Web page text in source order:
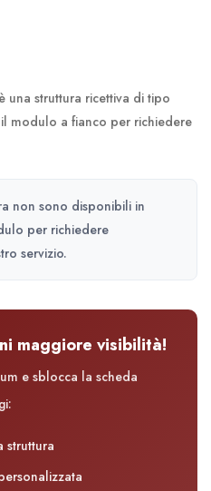
una struttura ricettiva di tipo
il modulo a fianco per richiedere
non sono disponibili in
per richiedere
servizio.
maggiore visibilità!
e sblocca la scheda
struttura